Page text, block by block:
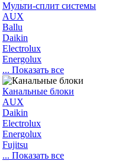
Мульти-сплит системы
AUX
Ballu
Daikin
Electrolux
Energolux
... Показать все
Канальные блоки
AUX
Dаikin
Electrolux
Energolux
Fujitsu
... Показать все